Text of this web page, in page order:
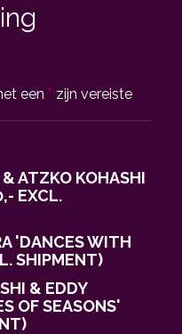
een * zijn vereiste
ATZKO KOHASHI
EXCL.
'DANCES WITH
SHIPMENT)
& EDDY
OF SEASONS'